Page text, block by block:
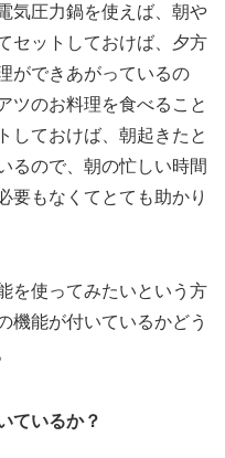
気圧力鍋を使えば、朝や
セットしておけば、夕方
ができあがっているの
ツのお料理を食べること
しておけば、朝起きたと
るので、朝の忙しい時間
要もなくてとても助かり
を使ってみたいという方
機能が付いているかどう
ているか？